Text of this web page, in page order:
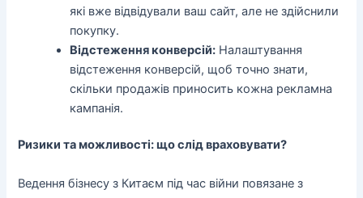
які вже відвідували ваш сайт, але не здійснили
покупку.
Відстеження конверсій: Налаштування
відстеження конверсій, щоб точно знати,
скільки продажів приносить кожна рекламна
кампанія.
Ризики та можливості: що слід враховувати?
Ведення бізнесу з Китаєм під час війни повязане з